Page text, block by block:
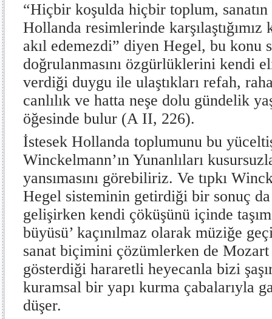
“Hiçbir koşulda hiçbir toplum,
Hollanda resimlerinde
akıl edemezdi” diyen Hegel, bu konu
doğrulanmasını özgürlüklerini kendi
verdiği duygu ile ulaştıkları refah,
canlılık ve hatta neşe dolu gündelik
öğesinde bulur (A II, 226).
İstesek Hollanda toplumunu bu
Winckelmann’ın Yunanlıları
yansımasını görebiliriz. Ve tıpkı
Hegel sisteminin getirdiği bir sonuç
gelişirken kendi çöküşünü içinde
büyüsü’ kaçınılmaz olarak müziğe
sanat biçimini çözümlerken de Mozart
gösterdiği hararetli heyecanla bizi
kuramsal bir yapı kurma çabalarıyla
düşer.